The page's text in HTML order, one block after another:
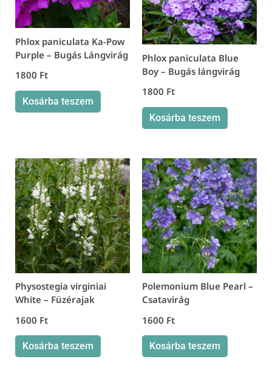
Phlox paniculata Ka-Pow
Purple – Bugás Lángvirág
1800 Ft
Kosárba teszem
Phlox paniculata Blue
Boy – Bugás lángvirág
1800 Ft
Kosárba teszem
Physostegia virginiai
White – Füzérajak
1600 Ft
Kosárba teszem
Polemonium Blue Pearl –
Csatavirág
1600 Ft
Kosárba teszem